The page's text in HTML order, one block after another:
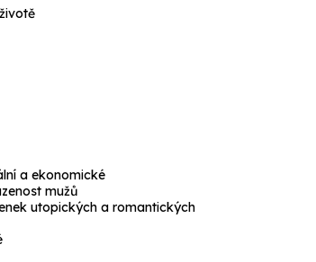
a ekonomické
mužů
utopických a romantických